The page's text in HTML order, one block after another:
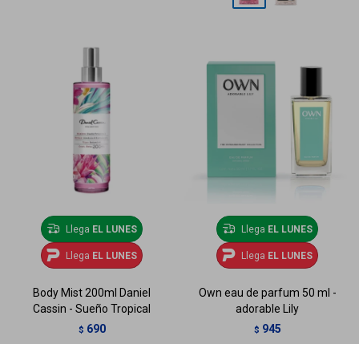
Llega EL LUNES
Llega EL LUNES
Body Mist 200ml Daniel
Cassin - Sueño Tropical
$ 690
Llega EL LUNES
Llega EL LUNES
Own eau de parfum 50 ml -
adorable Lily
$ 945